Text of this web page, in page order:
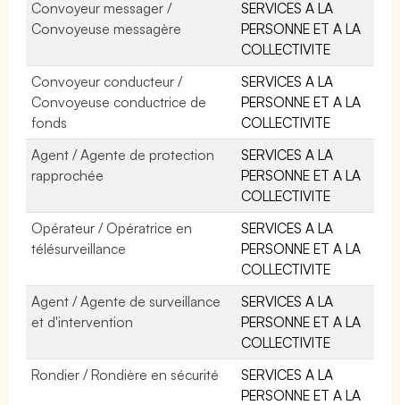
Convoyeur messager /
Convoyeuse messagère
SERVICES A LA
PERSONNE ET A LA
COLLECTIVITE
Convoyeur conducteur /
Convoyeuse conductrice de
fonds
SERVICES A LA
PERSONNE ET A LA
COLLECTIVITE
Agent / Agente de protection
rapprochée
SERVICES A LA
PERSONNE ET A LA
COLLECTIVITE
Opérateur / Opératrice en
télésurveillance
SERVICES A LA
PERSONNE ET A LA
COLLECTIVITE
Agent / Agente de surveillance
et d'intervention
SERVICES A LA
PERSONNE ET A LA
COLLECTIVITE
Rondier / Rondière en sécurité
SERVICES A LA
PERSONNE ET A LA